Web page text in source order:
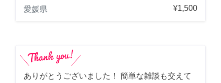
愛媛県
¥1,500
ありがとうございました！ 簡単な雑談も交えて